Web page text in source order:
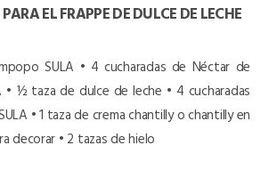
EL FRAPPE DE DULCE DE LECHE
SULA • 4 cucharadas de Néctar de
• ½ taza de dulce de leche • 4 cucharadas
• 1 taza de crema chantilly o chantilly en
decorar • 2 tazas de hielo